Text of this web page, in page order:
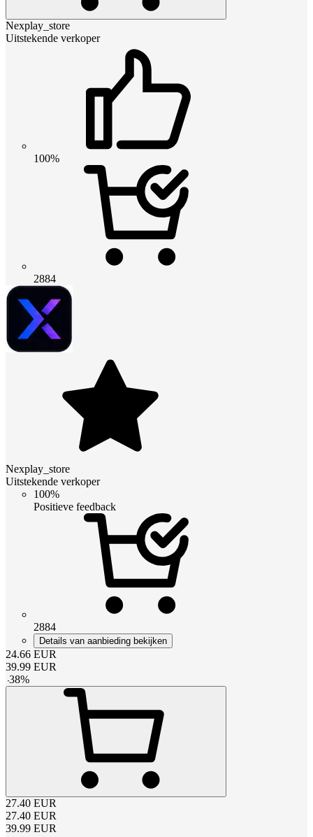
Nexplay_store
Uitstekende verkoper
100%
2884
Nexplay_store
Uitstekende verkoper
100%
Positieve feedback
2884
Details van aanbieding bekijken
24.66 EUR
39.99 EUR
-38%
27.40 EUR
27.40 EUR
39.99 EUR